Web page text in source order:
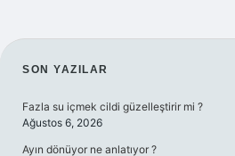
SIDEBAR
SON YAZILAR
Fazla su içmek cildi güzelleştirir mi ?
Ağustos 6, 2026
Ayın dönüyor ne anlatıyor ?